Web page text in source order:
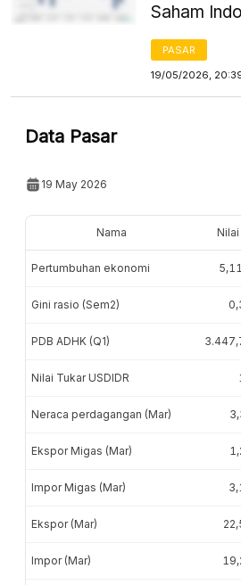
Saham
PASAR
19/05/2026,
Data Pasar
19 May 2026
Nama Nilai
Pertumbuhan ekonomi
Gini rasio (Sem2)
PDB ADHK (Q1)
Nilai Tukar USDIDR
Neraca perdagangan (Mar)
Ekspor Migas (Mar)
Impor Migas (Mar)
Ekspor (Mar)
Impor (Mar)